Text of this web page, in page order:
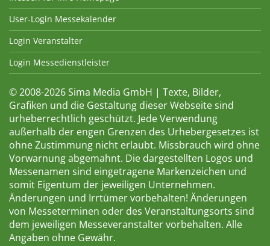
User-Login Messekalender
Login Veranstalter
Login Messedienstleister
© 2008-2026 Sima Media GmbH | Texte, Bilder,
Grafiken und die Gestaltung dieser Webseite sind
urheberrechtlich geschützt. Jede Verwendung
außerhalb der engen Grenzen des Urhebergesetzes ist
ohne Zustimmung nicht erlaubt. Missbrauch wird ohne
Vorwarnung abgemahnt. Die dargestellten Logos und
Messenamen sind eingetragene Markenzeichen und
somit Eigentum der jeweiligen Unternehmen.
Änderungen und Irrtümer vorbehalten! Änderungen
von Messeterminen oder des Veranstaltungsorts sind
dem jeweiligen Messeveranstalter vorbehalten. Alle
Angaben ohne Gewähr.